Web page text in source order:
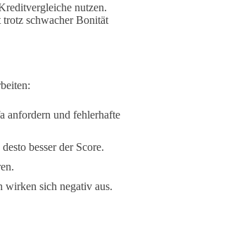
nutzen.
schwacher Bonität
anfordern und fehlerhafte
besser der Score.
sich negativ aus.